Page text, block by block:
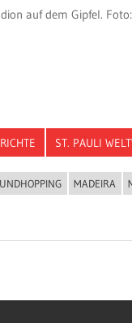
auf dem Gipfel.
ST. PAULI
MADEIRA